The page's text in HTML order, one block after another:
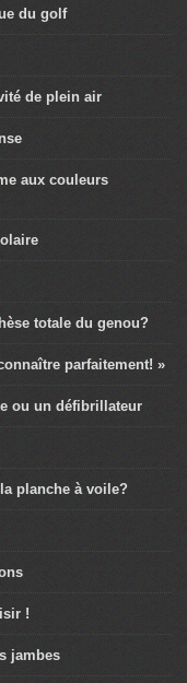
du golf
de plein air
aux couleurs
totale du genou?
parfaitement! »
ou un défibrillateur
planche à voile?
!
jambes